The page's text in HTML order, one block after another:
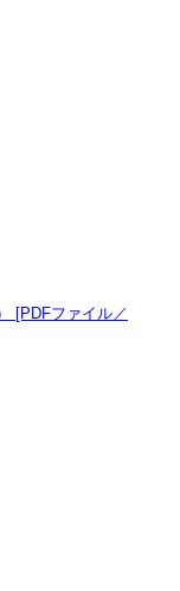
[PDFファイル／